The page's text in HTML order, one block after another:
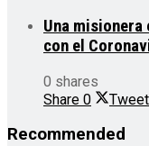
Una misionera
con el
0 shares
Share 0 Tweet
Recommended